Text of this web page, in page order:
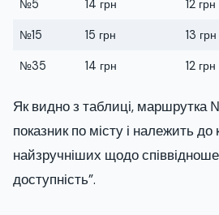
№5 14 грн 12 грн
№15 15 грн 13 грн
№35 14 грн 12 грн
Як видно з таблиці, маршрутка
показник по місту і належить до
найзручніших щодо
доступність”.